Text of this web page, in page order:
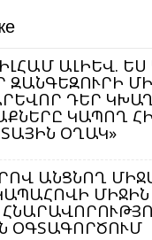
ԱԼԻԵՎ.
ԶԱՆԳԵԶՈՒՐԻ
ԴԵՐ
ԿԱՊՈՂ
ՕՂԱԿ»
ԱՆՑՆՈՂ
ՄԻՋԻՆ
ՕԳՏԱԳՈՐԾՈՒՄ